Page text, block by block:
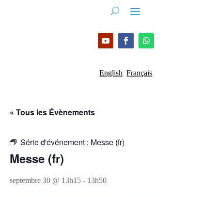
English Français
« Tous les Évènements
Série d'événement : Messe (fr)
Messe (fr)
septembre 30 @ 13h15 - 13h50